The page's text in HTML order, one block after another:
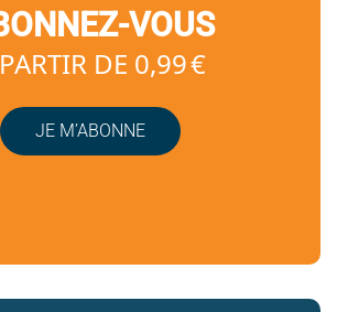
VOUS
DE 0,99 €
JE M’ABONNE